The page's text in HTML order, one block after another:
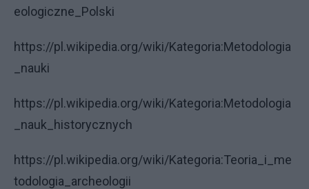
eologiczne_Polski
https://pl.wikipedia.org/wiki/Kategoria:Metodologia
_nauki
https://pl.wikipedia.org/wiki/Kategoria:Metodologia
_nauk_historycznych
https://pl.wikipedia.org/wiki/Kategoria:Teoria_i_me
todologia_archeologii